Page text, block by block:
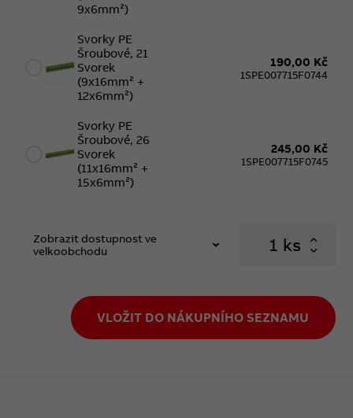
9x6mm²)
Svorky PE
Šroubové, 21
Svorek
(9x16mm² +
12x6mm²)
190,00 Kč
1SPE007715F0744
Svorky PE
Šroubové, 26
Svorek
(11x16mm² +
15x6mm²)
245,00 Kč
1SPE007715F0745
Zobrazit dostupnost ve
velkoobchodu
ks
VLOŽIT DO NÁKUPNÍHO SEZNAMU